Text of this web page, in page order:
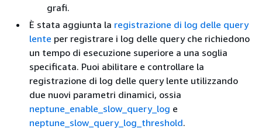
grafi.
È stata aggiunta la registrazione di log delle query
lente per registrare i log delle query che richiedono
un tempo di esecuzione superiore a una soglia
specificata. Puoi abilitare e controllare la
registrazione di log delle query lente utilizzando
due nuovi parametri dinamici, ossia
neptune_enable_slow_query_log e
neptune_slow_query_log_threshold.